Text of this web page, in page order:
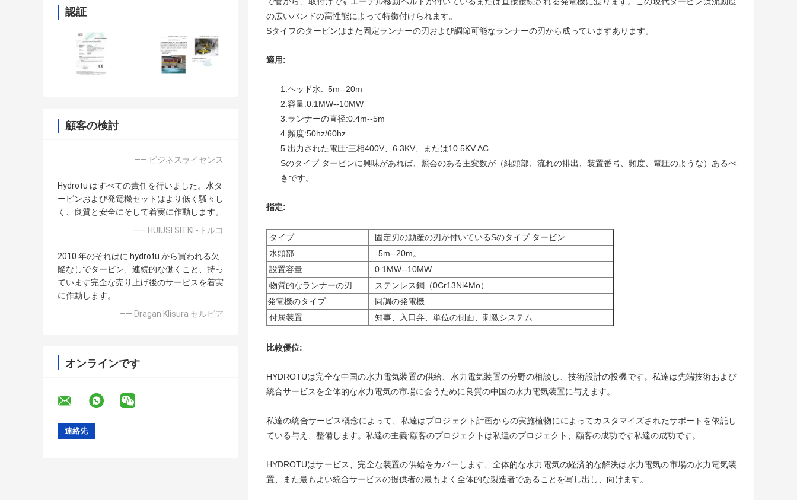
認証
顧客の検討
—— ビジネスライセンス
Hydrotu はすべての責任を行いました。水タ
ービンおよび発電機セットはより低く騒々し
く、良質と安全にそして着実に作動します。
—— HUlUSI SITKI -トルコ
2010 年のそれはに hydrotu から買われる欠
陥なしでタービン、連続的な働くこと、持っ
ています完全な売り上げ後のサービスを着実
に作動します。
—— Dragan Klisura セルビア
オンラインです
の広いバンドの高性能によって特徴付けられます。
Sタイプのタービンはまた固定ランナーの刃および調節可能なランナーの刃から成っていますあります。
適用:
1.ヘッド水: 5m--20m
2.容量:0.1MW--10MW
3.ランナーの直径:0.4m--5m
4.頻度:50hz/60hz
5.出力された電圧:三相400V、6.3KV、または10.5KV AC
Sのタイプ タービンに興味があれば、照会のある主変数が（純頭部、流れの排出、装置番号、頻度、電圧のような）あるべ
きです。
指定:
タイプ
固定刃の動産の刃が付いているSのタイプ タービン
水頭部
5m--20m。
設置容量
0.1MW--10MW
物質的なランナーの刃
ステンレス鋼（0Cr13Ni4Mo）
発電機のタイプ
同調の発電機
付属装置
知事、入口弁、単位の側面、刺激システム
比較優位:
HYDROTUは完全な中国の水力電気装置の供給、水力電気装置の分野の相談し、技術設計の投機です。私達は先端技術および
統合サービスを全体的な水力電気の市場に会うために良質の中国の水力電気装置に与えます。
私達の統合サービス概念によって、私達はプロジェクト計画からの実施植物にによってカスタマイズされたサポートを依託し
ている与え、整備します。私達の主義:顧客のプロジェクトは私達のプロジェクト、顧客の成功です私達の成功です。
HYDROTUはサービス、完全な装置の供給をカバーします、全体的な水力電気の経済的な解決は水力電気の市場の水力電気装
置、また最もよい統合サービスの提供者の最もよく全体的な製造者であることを写し出し、向けます。